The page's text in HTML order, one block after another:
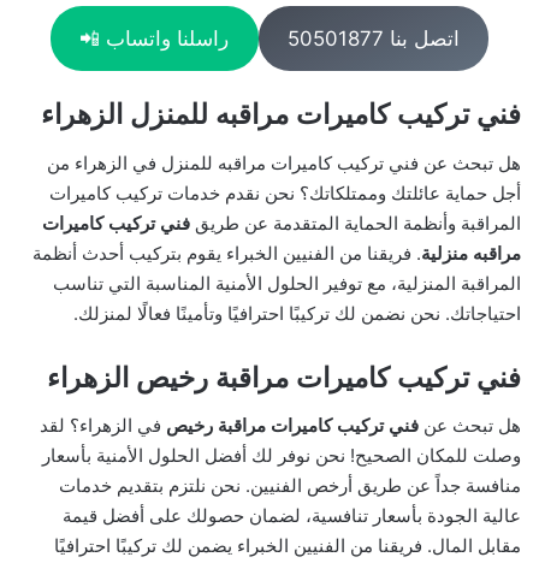
اتصل بنا 50501877 راسلنا واتساب 📲
فني تركيب كاميرات مراقبه للمنزل الزهراء
هل تبحث عن فني تركيب كاميرات مراقبه للمنزل في الزهراء من
أجل حماية عائلتك وممتلكاتك؟ نحن نقدم خدمات تركيب كاميرات
المراقبة وأنظمة الحماية المتقدمة عن طريق فني تركيب كاميرات
مراقبه منزلية. فريقنا من الفنيين الخبراء يقوم بتركيب أحدث أنظمة
المراقبة المنزلية، مع توفير الحلول الأمنية المناسبة التي تناسب
احتياجاتك. نحن نضمن لك تركيبًا احترافيًا وتأمينًا فعالًا لمنزلك.
فني تركيب كاميرات مراقبة رخيص الزهراء
هل تبحث عن فني تركيب كاميرات مراقبة رخيص في الزهراء؟ لقد
وصلت للمكان الصحيح! نحن نوفر لك أفضل الحلول الأمنية بأسعار
منافسة جداً عن طريق أرخص الفنيين. نحن نلتزم بتقديم خدمات
عالية الجودة بأسعار تنافسية، لضمان حصولك على أفضل قيمة
مقابل المال. فريقنا من الفنيين الخبراء يضمن لك تركيبًا احترافيًا